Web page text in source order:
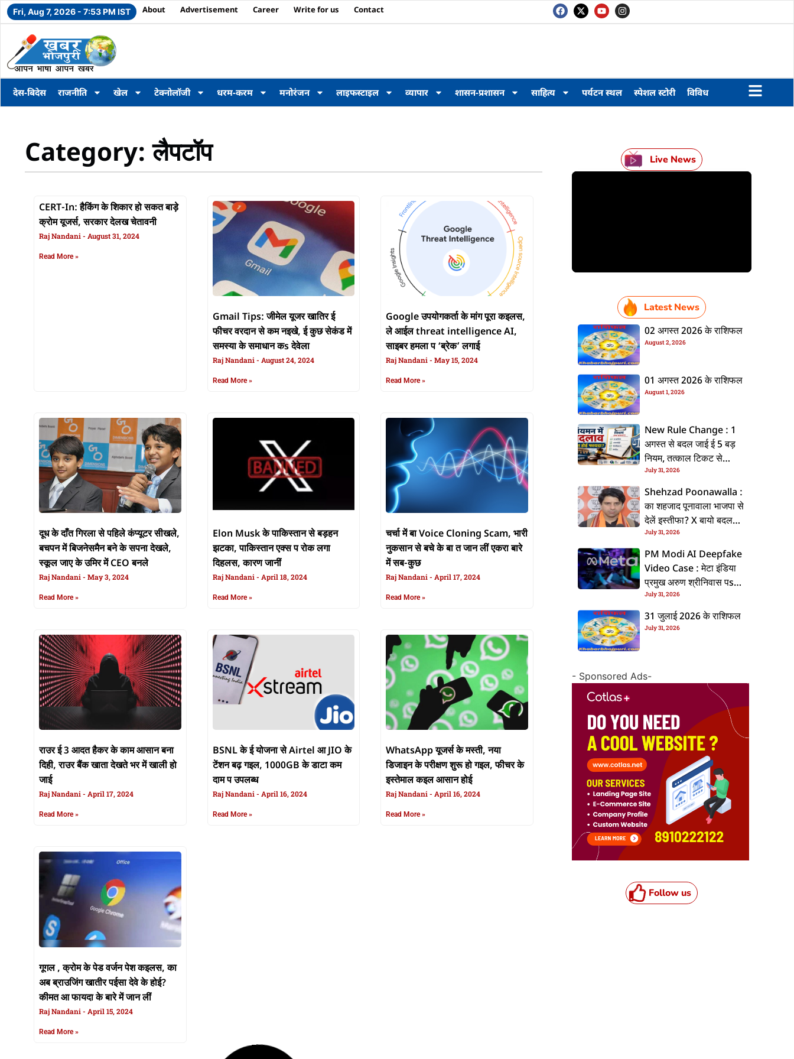
Fri, Aug 7, 2026 - 7:53 PM IST About Advertisement Career Write for us Contact
देस-बिदेस राजनीति खेल टेक्नोलॉजी धरम-करम मनोरंजन लाइफस्टाइल व्यापार शासन-प्रशासन साहित्य पर्यटन स्थल स्पेशल स्टोरी विविध
Category: लैपटॉप
CERT-In: हैकिंग के शिकार हो सकत बाड़े
क्रोम यूजर्स, सरकार देलख चेतावनी
Raj Nandani August 31, 2024
Read More »
Gmail Tips: जीमेल यूजर खातिर ई
फीचर वरदान से कम नइखे, ई कुछ सेकंड में
समस्या के समाधान कs देवेला
Raj Nandani August 24, 2024
Read More »
Google उपयोगकर्ता के मांग पूरा कइलस,
ले आईल threat intelligence AI,
साइबर हमला प ‘ब्रेक’ लगाई
Raj Nandani May 15, 2024
Read More »
दूध के दाँत गिरला से पहिले कंप्यूटर सीखले,
बचपन में बिजनेसमैन बने के सपना देखले,
स्कूल जाए के उमिर में CEO बनले
Raj Nandani May 3, 2024
Read More »
Elon Musk के पाकिस्तान से बड़हन
झटका, पाकिस्तान एक्स प रोक लगा
दिहलस, कारण जानीं
Raj Nandani April 18, 2024
Read More »
चर्चा में बा Voice Cloning Scam, भारी
नुकसान से बचे के बा त जान लीं एकरा बारे
में सब-कुछ
Raj Nandani April 17, 2024
Read More »
राउर ई 3 आदत हैकर के काम आसान बना
दिही, राउर बैंक खाता देखते भर में खाली हो
जाई
Raj Nandani April 17, 2024
Read More »
BSNL के ई योजना से Airtel आ JIO के
टेंशन बढ़ गइल, 1000GB के डाटा कम
दाम प उपलब्ध
Raj Nandani April 16, 2024
Read More »
WhatsApp यूजर्स के मस्ती, नया
डिजाइन के परीक्षण शुरू हो गइल, फीचर के
इस्तेमाल कइल आसान होई
Raj Nandani April 16, 2024
Read More »
गूगल , क्रोम के पेड वर्जन पेश कइलस, का
अब ब्राउजिंग खातीर पईसा देवे के होई?
कीमत आ फायदा के बारे में जान लीं
Raj Nandani April 15, 2024
Read More »
Live News
Latest News
02 अगस्त 2026 के राशिफल
August 2, 2026
01 अगस्त 2026 के राशिफल
August 1, 2026
New Rule Change : 1
अगस्त से बदल जाई ई 5 बड़
नियम, तत्काल टिकट से
CKYC तक जानीं नया अपडेट
July 31, 2026
Shehzad Poonawalla :
का शहजाद पूनावाला भाजपा से
देलें इस्तीफा? X बायो बदलला
के बाद बढ़ल चरचा, जानीं पूरा
ममिला
July 31, 2026
PM Modi AI Deepfake
Video Case : मेटा इंडिया
प्रमुख अरुण श्रीनिवास पs
एफआईआर, जानीं पूरा ममिला
July 31, 2026
31 जुलाई 2026 के राशिफल
July 31, 2026
- Sponsored Ads-
Follow us